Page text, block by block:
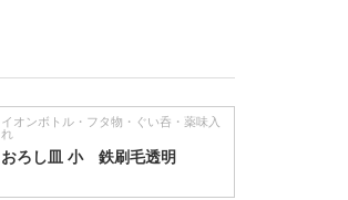
イオンボトル・フタ物・ぐい呑・薬味入
れ
おろし皿 小 鉄刷毛透明